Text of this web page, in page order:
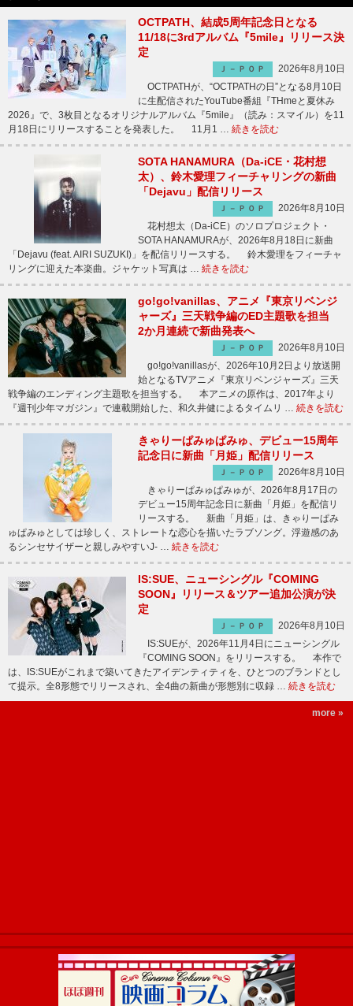
OCTPATH、結成5周年記念日となる
11/18に3rdアルバム『5mile』リリース決
定
Ｊ－ＰＯＰ
2026年8月10日
OCTPATHが、“OCTPATHの日”となる8月10日
に生配信されたYouTube番組『THmeと夏休み
2026』で、3枚目となるオリジナルアルバム『5mile』（読み：スマイル）を11
月18日にリリースすることを発表した。 11月1 … 続きを読む
SOTA HANAMURA（Da-iCE・花村想
太）、鈴木愛理フィーチャリングの新曲
「Dejavu」配信リリース
Ｊ－ＰＯＰ
2026年8月10日
花村想太（Da-iCE）のソロプロジェクト・
SOTA HANAMURAが、2026年8月18日に新曲
「Dejavu (feat. AIRI SUZUKI)」を配信リリースする。 鈴木愛理をフィーチャ
リングに迎えた本楽曲。ジャケット写真は … 続きを読む
go!go!vanillas、アニメ『東京リベンジ
ャーズ』三天戦争編のED主題歌を担当
2か月連続で新曲発表へ
Ｊ－ＰＯＰ
2026年8月10日
go!go!vanillasが、2026年10月2日より放送開
始となるTVアニメ『東京リベンジャーズ』三天
戦争編のエンディング主題歌を担当する。 本アニメの原作は、2017年より
『週刊少年マガジン』で連載開始した、和久井健によるタイムリ … 続きを読む
きゃりーぱみゅぱみゅ、デビュー15周年
記念日に新曲「月姫」配信リリース
Ｊ－ＰＯＰ
2026年8月10日
きゃりーぱみゅぱみゅが、2026年8月17日の
デビュー15周年記念日に新曲「月姫」を配信リ
リースする。 新曲「月姫」は、きゃりーぱみ
ゅぱみゅとしては珍しく、ストレートな恋心を描いたラブソング。浮遊感のあ
るシンセサイザーと親しみやすいJ- … 続きを読む
IS:SUE、ニューシングル『COMING
SOON』リリース＆ツアー追加公演が決
定
Ｊ－ＰＯＰ
2026年8月10日
IS:SUEが、2026年11月4日にニューシングル
『COMING SOON』をリリースする。 本作で
は、IS:SUEがこれまで築いてきたアイデンティティを、ひとつのブランドとし
て提示。全8形態でリリースされ、全4曲の新曲が形態別に収録 … 続きを読む
more »